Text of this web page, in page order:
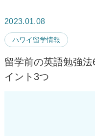
2023.01.08
ハワイ留学情報
留学前の英語勉強
イント3つ